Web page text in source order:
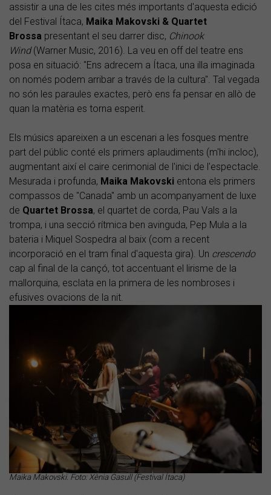
assistir a una de les cites més importants d'aquesta edició
del Festival Ítaca, Maika Makovski & Quartet
Brossa presentant el seu darrer disc, Chinook
Wind(Warner Music, 2016). La veu en off del teatre ens
posa en situació: "Ens adrecem a Ítaca, una illa imaginada
on només podem arribar a través de la cultura". Tal vegada
no són les paraules exactes, però ens fa pensar en allò de
quan la matèria es torna esperit.
Els músics apareixen a un escenari a les fosques mentre
part del públic conté els primers aplaudiments (m'hi incloc),
augmentant així el caire cerimonial de l'inici de l'espectacle.
Mesurada i profunda, Maika Makovski entona els primers
compassos de "Canada" amb un acompanyament de luxe
de Quartet Brossa, el quartet de corda, Pau Vals a la
trompa, i una secció rítmica ben avinguda, Pep Mula a la
bateria i Miquel Sospedra al baix (com a recent
incorporació en el tram final d'aquesta gira). Un crescendo
cap al final de la cançó, tot accentuant el lirisme de la
mallorquina, esclata en la primera de les nombroses i
efusives ovacions de la nit.
Maika Makovski. Foto: Xènia Gasull (Festival Ítaca)